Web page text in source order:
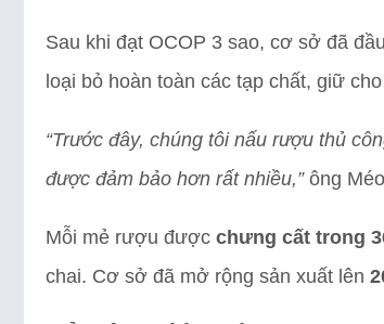
Sau khi đạt OCOP 3 sao, cơ sở đã
loại bỏ hoàn toàn các tạp chất, giữ
“Trước đây, chúng tôi nấu rượu thủ
được đảm bảo hơn rất nhiều,”ông
Mỗi mẻ rượu được chưng cất trong
chai. Cơ sở đã mở rộng sản xuất lên